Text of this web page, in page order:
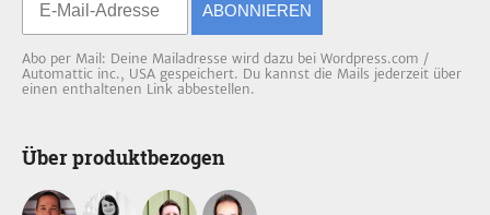
ABONNIEREN
Abo per Mail: Deine Mailadresse wird dazu bei Wordpress.com /
Automattic inc., USA gespeichert. Du kannst die Mails jederzeit über
einen enthaltenen Link abbestellen.
Über produktbezogen